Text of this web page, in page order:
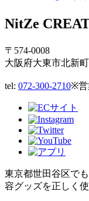
NitZe
〒574-0008
大阪府大東市北新
tel: 072-300-2710※営
東京都世田谷区で
容グッズを正しく